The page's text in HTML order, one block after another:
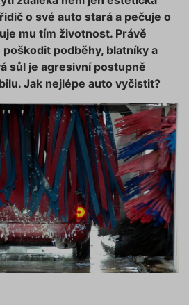
o své auto stará a pečuje o
mu tím životnost. Právě
podběhy, blatníky a
sůl je agresivní postupně
Jak nejlépe auto vyčistit?